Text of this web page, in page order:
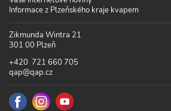
Informace z Plzeňského kraje kvapem
Zikmunda Wintra 21
301 00 Plzeň
+420 721 660 705
qap@qap.cz